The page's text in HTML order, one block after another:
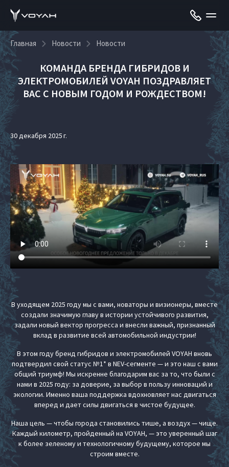
Главная Новости Новости
КОМАНДА БРЕНДА ГИБРИДОВ И
ЭЛЕКТРОМОБИЛЕЙ VOYAH ПОЗДРАВЛЯЕТ
ВАС С НОВЫМ ГОДОМ И РОЖДЕСТВОМ!
30 декабря 2025 г.
В уходящем 2025 году мы с вами, новаторы и визионеры, вместе
создали значимую главу в истории устойчивого развития,
задали новый вектор прогресса и внесли важный, признанный
вклад в развитие всей автомобильной индустрии!
В этом году бренд гибридов и электромобилей VOYAH вновь
подтвердил свой статус №1* в NEV-сегменте — и это наш с вами
общий триумф! Мы искренне благодарим вас за то, что были с
нами в 2025 году: за доверие, за выбор в пользу инноваций и
экологии. Именно ваша поддержка вдохновляет нас двигаться
вперед и дает силы двигаться в чистое будущее.
Наша цель — чтобы города становились тише, а воздух — чище.
Каждый километр, пройденный на VOYAH, — это уверенный шаг
к более зеленому и технологичному будущему, которое мы
строим вместе.